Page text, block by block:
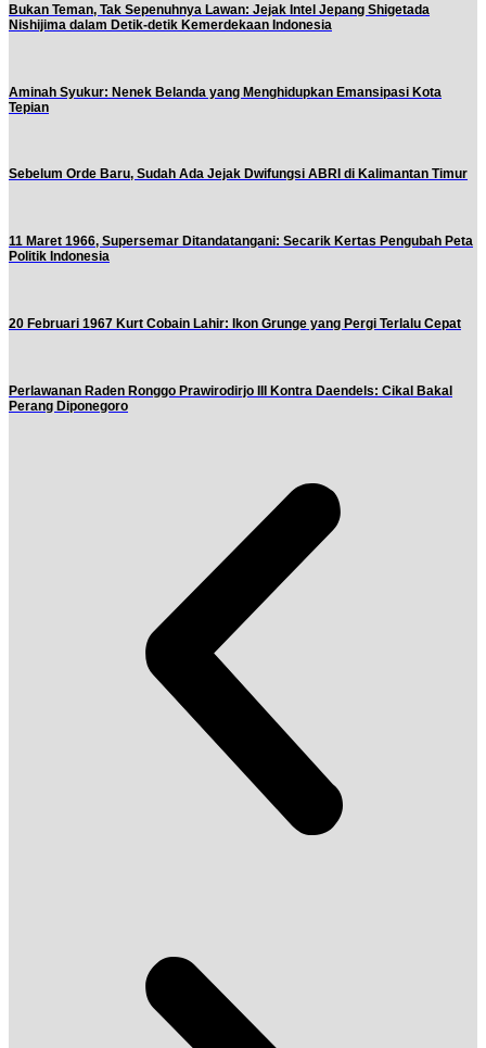
Bukan Teman, Tak Sepenuhnya Lawan: Jejak Intel Jepang Shigetada
Nishijima dalam Detik-detik Kemerdekaan Indonesia
Aminah Syukur: Nenek Belanda yang Menghidupkan Emansipasi Kota
Tepian
Sebelum Orde Baru, Sudah Ada Jejak Dwifungsi ABRI di Kalimantan Timur
11 Maret 1966, Supersemar Ditandatangani: Secarik Kertas Pengubah Peta
Politik Indonesia
20 Februari 1967 Kurt Cobain Lahir: Ikon Grunge yang Pergi Terlalu Cepat
Perlawanan Raden Ronggo Prawirodirjo III Kontra Daendels: Cikal Bakal
Perang Diponegoro